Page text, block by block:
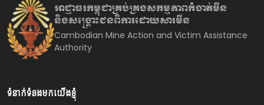
អាជ្ញាធរកម្ពុជាគ្រប់គ្រងសកម្មភាពកំចាត់មីន
និងសង្គ្រោះជនពិការដោយសារមីន
Cambodian Mine Action and Victim Assistance
Authority
ទំនាក់ទំនងមកយើងខ្ញុំ